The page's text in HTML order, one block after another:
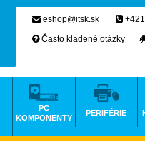
eshop@itsk.sk
Často kladené otázky
PC
KOMPONENTY
PERIFÉRIE